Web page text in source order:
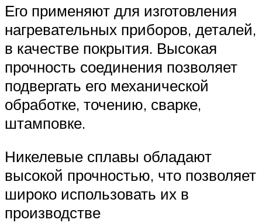
Его применяют для изготовления
нагревательных приборов, деталей,
в качестве покрытия. Высокая
прочность соединения позволяет
подвергать его механической
обработке, точению, сварке,
штамповке.
Никелевые сплавы обладают
высокой прочностью, что позволяет
широко использовать их в
производстве